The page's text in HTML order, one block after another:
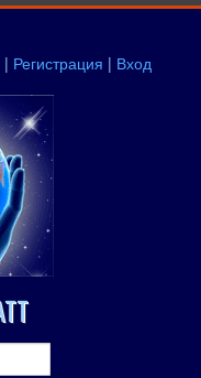
| Регистрация | Вход